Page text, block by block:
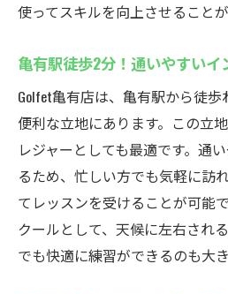
使ってスキルを向上させることが
亀有駅徒歩2分！通いやすいイ
Golfet亀有店は、亀有駅から徒
便利な立地にあります。この立
レジャーとしても最適です。通
るため、忙しい方でも気軽に訪
てレッスンを受けることが可能
クールとして、天候に左右され
でも快適に練習ができるのも大き